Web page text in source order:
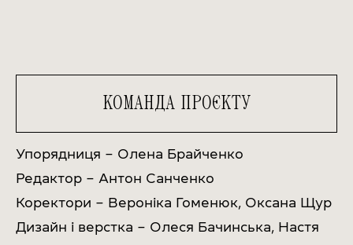
КОМАНДА ПРОЄКТУ
Упорядниця – Олена Брайченко
Редактор – Антон Санченко
Коректори – Вероніка Гоменюк, Оксана Щур
Дизайн і верстка – Олеся Бачинська, Настя